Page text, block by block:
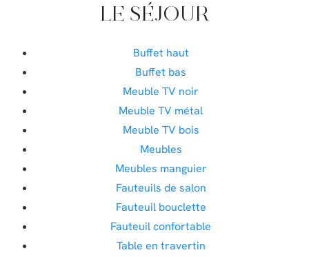
LE SÉJOUR
Buffet haut
Buffet bas
Meuble TV noir
Meuble TV métal
Meuble TV bois
Meubles
Meubles manguier
Fauteuils de salon
Fauteuil bouclette
Fauteuil confortable
Table en travertin